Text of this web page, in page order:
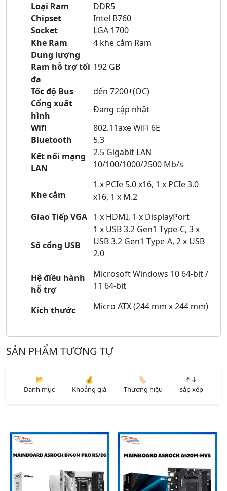
Loại Ram
DDR5
Chipset
Intel B760
Socket
LGA 1700
Khe Ram
4 khe cắm Ram
Dung lượng
Ram hỗ trợ tối
đa
192 GB
Tốc độ Bus
đến 7200+(OC)
Cổng xuất
hình
Đang cập nhật
Wifi
802.11axe WiFi 6E
Bluetooth
5.3
Kết nối mạng
LAN
2.5 Gigabit LAN
10/100/1000/2500 Mb/s
Khe cắm
1 x PCIe 5.0 x16, 1 x PCIe 3.0
x16, 1 x M.2
Giao Tiếp VGA 1 x HDMI, 1 x DisplayPort
Số cổng USB
1 x USB 3.2 Gen1 Type-C, 3 x
USB 3.2 Gen1 Type-A, 2 x USB
2.0
Hệ điều hành
hỗ trợ
Microsoft Windows 10 64-bit /
11 64-bit
Kích thước Micro ATX (244 mm x 244 mm)
SẢN PHẨM TƯƠNG TỰ
📂
Danh mục
💰
Khoảng giá
🏷️
Thương hiệu
↑↓
sắp xếp